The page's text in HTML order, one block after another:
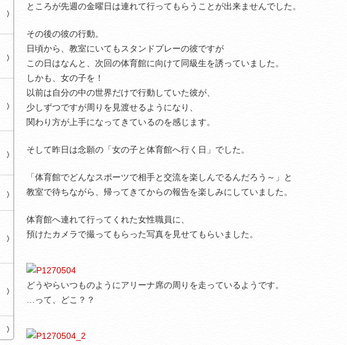
ところが先週の金曜日は連れて行ってもらうことが出来ませんでした。
その後の彼の行動。
日頃から、教室にいてもスタンドプレーの彼ですが
この日はなんと、次回の体育館に向けて同級生を誘っていました。
しかも、女の子を！
以前は自分の中の世界だけで行動していた彼が、
少しずつですが周りを見渡せるようになり、
関わり方が上手になってきているのを感じます。
そして昨日は念願の「女の子と体育館へ行く日」でした。
「体育館でどんなスポーツで相手と交流を楽しんでるんだろう～」と
教室で待ちながら、帰ってきてからの報告を楽しみにしていました。
体育館へ連れて行ってくれた女性職員に、
預けたカメラで撮ってもらった写真を見せてもらいました。
どうやらいつものようにアリーナ席の周りを走っているようです。
…って、どこ？？